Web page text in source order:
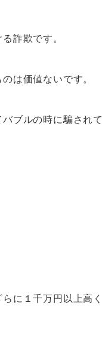
詐欺です。
は価値ないです。
ブルの時に騙されて
に１千万円以上高く